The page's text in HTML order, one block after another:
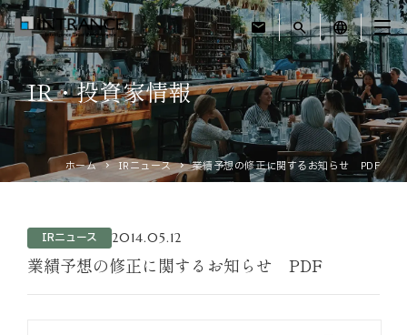
mail search language
トップ
企業情報
運営ホテル
IR・投資家情報
ホーム IRニュース 業績予想の修正に関するお知らせ PDF
IRニュース 2014.05.12
業績予想の修正に関するお知らせ PDF